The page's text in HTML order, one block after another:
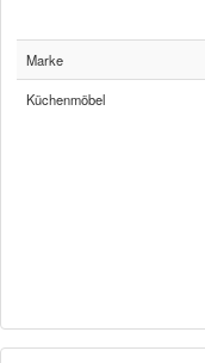
Marke
Küchenmöbel